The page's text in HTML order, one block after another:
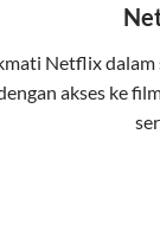
dan
Netflix
akses ke